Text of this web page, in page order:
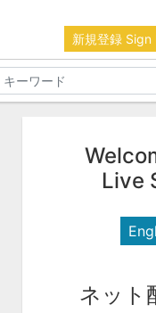
新規登録 Sign
Live
ネット